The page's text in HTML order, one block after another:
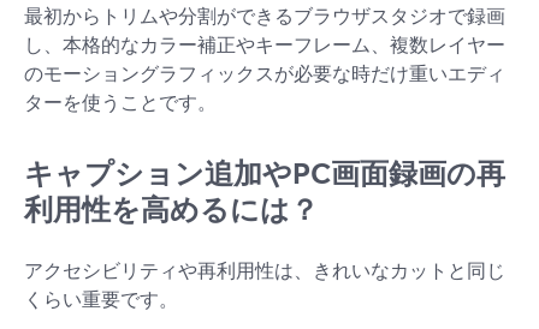
最初からトリムや分割ができるブラウザスタジオで録画
し、本格的なカラー補正やキーフレーム、複数レイヤー
のモーショングラフィックスが必要な時だけ重いエディ
ターを使うことです。
キャプション追加やPC画面録画の再
利用性を高めるには？
アクセシビリティや再利用性は、きれいなカットと同じ
くらい重要です。